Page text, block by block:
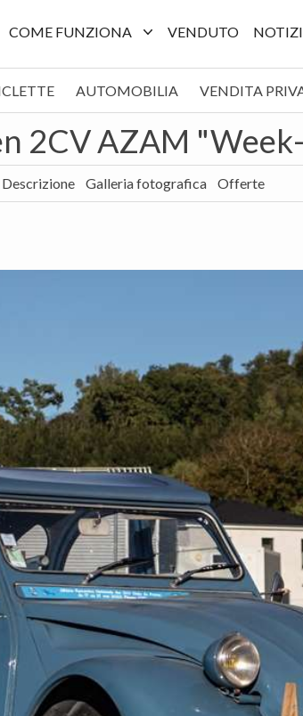
COME FUNZIONA VENDUTO
AUTOMOBILIA VENDITA
2CV AZAM
Descrizione Galleria fotografica Offerte